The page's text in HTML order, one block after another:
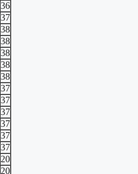
36
37
38
38
38
38
38
37
37
37
37
37
37
20
20